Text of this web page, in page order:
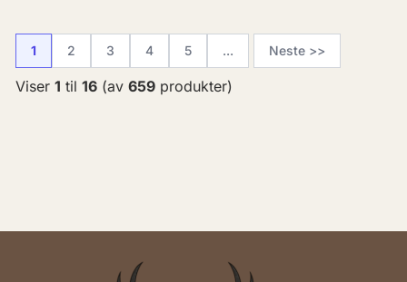
1 2 3 4 5 ... Neste >>
Viser 1 til 16(av 659produkter)